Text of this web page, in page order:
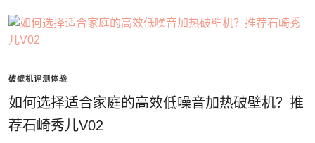
破壁机评测体验
如何选择适合家庭的高效低噪音加热破壁机？推
荐石崎秀儿V02